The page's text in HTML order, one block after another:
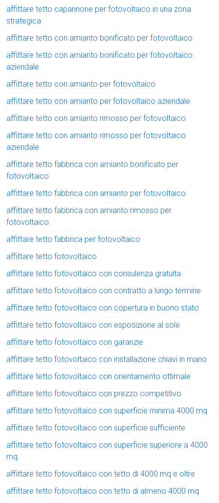
affittare tetto capannone per fotovoltaico in una zona
strategica
affittare tetto con amianto bonificato per fotovoltaico
affittare tetto con amianto bonificato per fotovoltaico
aziendale
affittare tetto con amianto per fotovoltaico
affittare tetto con amianto per fotovoltaico aziendale
affittare tetto con amianto rimosso per fotovoltaico
affittare tetto con amianto rimosso per fotovoltaico
aziendale
affittare tetto fabbrica con amianto bonificato per
fotovoltaico
affittare tetto fabbrica con amianto per fotovoltaico
affittare tetto fabbrica con amianto rimosso per
fotovoltaico
affittare tetto fabbrica per fotovoltaico
affittare tetto fotovoltaico
affittare tetto fotovoltaico con consulenza gratuita
affittare tetto fotovoltaico con contratto a lungo termine
affittare tetto fotovoltaico con copertura in buono stato
affittare tetto fotovoltaico con esposizione al sole
affittare tetto fotovoltaico con garanzie
affittare tetto fotovoltaico con installazione chiavi in mano
affittare tetto fotovoltaico con orientamento ottimale
affittare tetto fotovoltaico con prezzo competitivo
affittare tetto fotovoltaico con superficie minima 4000 mq
affittare tetto fotovoltaico con superficie sufficiente
affittare tetto fotovoltaico con superficie superiore a 4000
mq
affittare tetto fotovoltaico con tetto di 4000 mq e oltre
affittare tetto fotovoltaico con tetto di almeno 4000 mq